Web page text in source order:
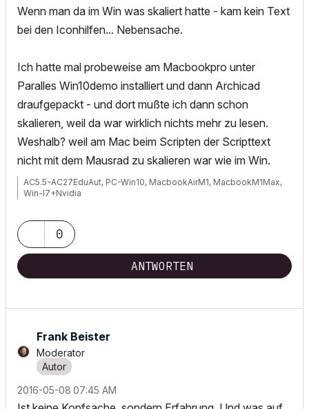
Wenn man da im Win was skaliert hatte - kam kein Text
bei den Iconhilfen... Nebensache.
Ich hatte mal probeweise am Macbookpro unter
Paralles Win10demo installiert und dann Archicad
draufgepackt - und dort mußte ich dann schon
skalieren, weil da war wirklich nichts mehr zu lesen.
Weshalb? weil am Mac beim Scripten der Scripttext
nicht mit dem Mausrad zu skalieren war wie im Win.
AC5.5-AC27EduAut, PC-Win10, MacbookAirM1, MacbookM1Max,
Win-I7+Nvidia
0
ANTWORTEN
Frank Beister
Moderator
‎2016-05-08 07:45 AM